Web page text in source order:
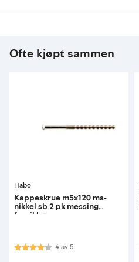
Ofte kjøpt sammen
Habo
Kappeskrue m5x120 ms-
nikkel sb 2 pk messing
forniklet
Karakter:4.0 av 5 mulige
4av5